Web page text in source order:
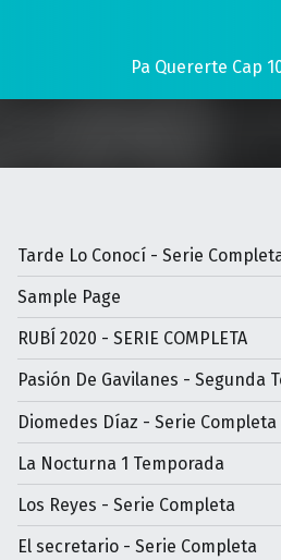
Pa Quererte Cap
Tarde Lo Conocí - Serie
Sample Page
RUBÍ 2020 - SERIE COMPLETA
Pasión De Gavilanes - Segunda
Diomedes Díaz - Serie Completa
La Nocturna 1 Temporada
Los Reyes - Serie Completa
El secretario - Serie Completa